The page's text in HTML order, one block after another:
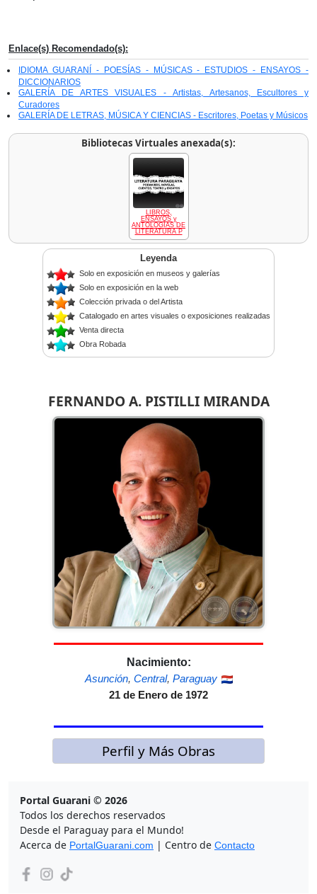
FERNANDO A. PISTILLI MIRANDA
Nacimiento:
Asunción, Central, Paraguay
21 de Enero de 1972
Perfil y Más Obras
Enlace(s) Recomendado(s):
IDIOMA GUARANÍ - POESÍAS - MÚSICAS - ESTUDIOS - ENSAYOS -
DICCIONARIOS
GALERÍA DE ARTES VISUALES - Artistas, Artesanos, Escultores y
Curadores
GALERÍA DE LETRAS, MÚSICA Y CIENCIAS - Escritores, Poetas y Músicos
Bibliotecas Virtuales anexada(s):
LIBROS,
ENSAYOS y
ANTOLOGÍAS DE
LITERATURA P
Leyenda
Solo en exposición en museos y galerías
Solo en exposición en la web
Colección privada o del Artista
Catalogado en artes visuales o exposiciones realizadas
Venta directa
Obra Robada
Portal Guarani © 2026
Todos los derechos reservados
Desde el Paraguay para el Mundo!
Acerca de PortalGuarani.com | Centro de Contacto